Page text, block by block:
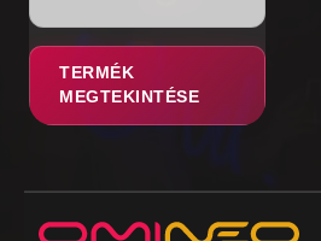
TERMÉK
MEGTEKINTÉSE